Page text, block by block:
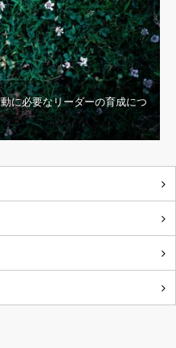
に必要なリーダーの育成につ